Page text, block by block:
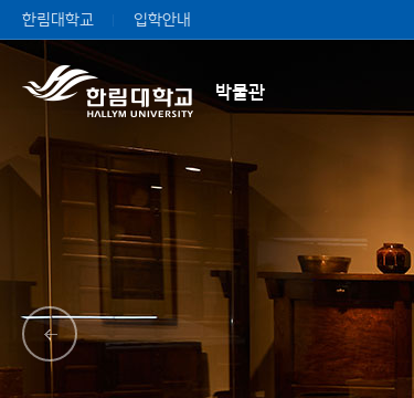
한림대학교 입학안내
박물관